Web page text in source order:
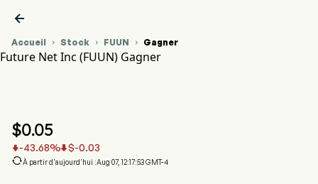

Accueil  Stock  FUUN  Gagner
Future Net Inc (FUUN) Gagner
$0.05
-43.68% $-0.03
À partir d'aujourd'hui :Aug 07, 12:17:53 GMT-4